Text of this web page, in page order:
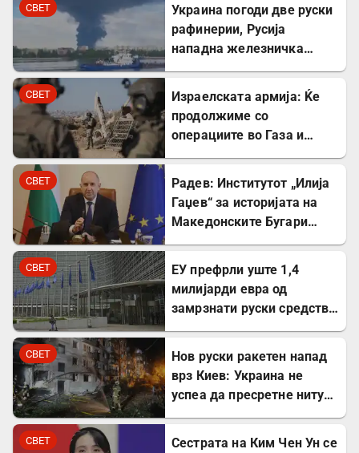
СВЕТ
Украина погоди две руски
рафинерии, Русија
нападна железничка
СВЕТ
Израелската армија: Ќе
продолжиме со
операциите во Газа и
СВЕТ
Радев: Институтот „Илија
Гаџев“ за историјата на
Македонските Бугари
СВЕТ
ЕУ префрли уште 1,4
милијарди евра од
замрзнати руски средства
СВЕТ
Нов руски ракетен напад
врз Киев: Украина не
успеа да пресретне ниту
СВЕТ
Сестрата на Ким Чен Ун се